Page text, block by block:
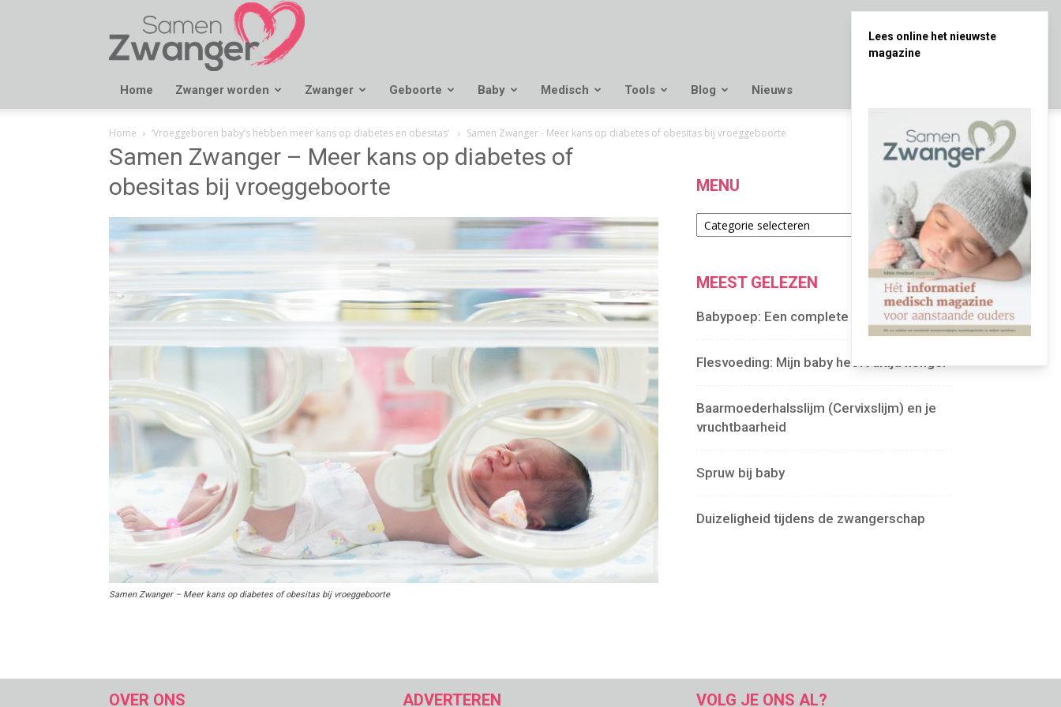
Samen
Zwanger
Home Zwanger worden Zwanger Geboorte Baby Medisch Tools Blog Nieuws
Home ‘Vroeggeboren baby’s hebben meer kans op diabetes en obesitas’ Samen Zwanger - Meer kans op diabetes of obesitas bij vroeggeboorte
Samen Zwanger – Meer kans op diabetes of
obesitas bij vroeggeboorte
Samen Zwanger – Meer kans op diabetes of obesitas bij vroeggeboorte
MENU
Menu
MEEST GELEZEN
Babypoep: Een complete gids
Flesvoeding: Mijn baby heeft altijd honger
Baarmoederhalsslijm (Cervixslijm) en je
vruchtbaarheid
Spruw bij baby
Duizeligheid tijdens de zwangerschap
OVER ONS ADVERTEREN VOLG JE ONS AL?
Lees online het nieuwste
magazine